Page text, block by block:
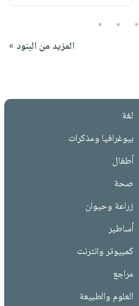
3
4
5
المزيد من البنود »
لغة
بيوغرافيا ومذكرات
أطفال
صحة
زراعة وحيوان
أساطير
كمبيوتر وانترنت
مراجع
العلوم والطبيعة